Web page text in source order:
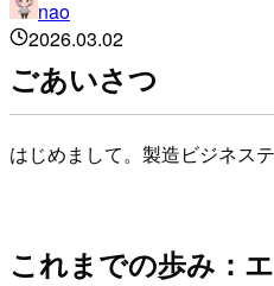
nao
2026.03.02
ごあいさつ
はじめまして。製造ビジネス
これまでの歩み：